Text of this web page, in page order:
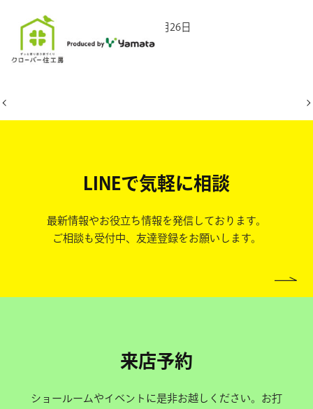
2025年10月26日
LINEで気軽に相談
最新情報やお役立ち情報を発信しております。
ご相談も受付中、友達登録をお願いします。
来店予約
ショールームやイベントに是非お越しください。お打